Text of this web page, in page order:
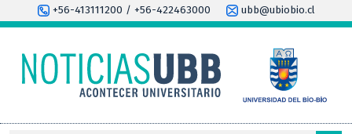
+56-413111200 / +56-422463000 ubb@ubiobio.cl